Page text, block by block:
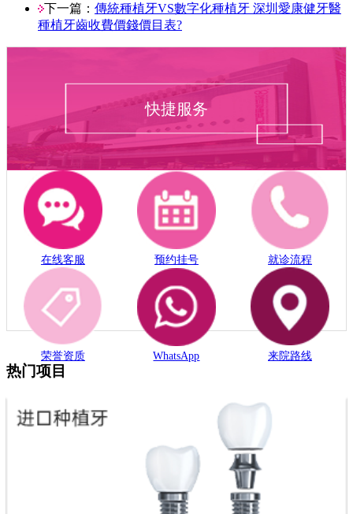
下一篇： 傳統種植牙VS數字化種植牙 深圳愛康健牙醫
種植牙齒收費價錢價目表?
快捷服务
在线客服 预约挂号 就诊流程
荣誉资质 WhatsApp 来院路线
热门项目